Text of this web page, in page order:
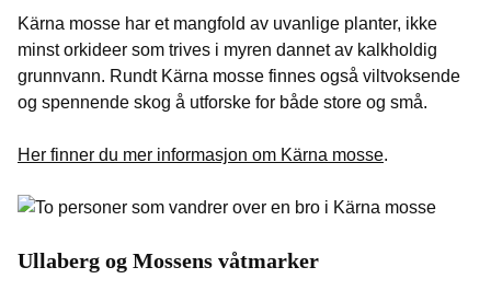
Kärna mosse har et mangfold av uvanlige planter, ikke
minst orkideer som trives i myren dannet av kalkholdig
grunnvann. Rundt Kärna mosse finnes også viltvoksende
og spennende skog å utforske for både store og små.
Her finner du mer informasjon om Kärna mosse.
Ullaberg og Mossens våtmarker